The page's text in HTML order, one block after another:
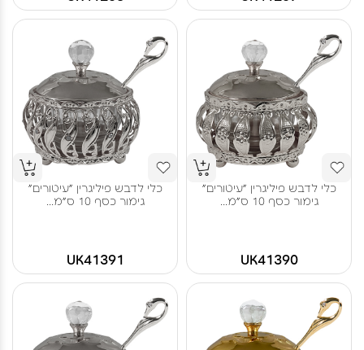
כלי לדבש פיליגרין "עיטורים"
גימור כסף 10 ס"מ...
UK41390
כלי לדבש פיליגרין "עיטורים"
גימור כסף 10 ס"מ...
UK41391